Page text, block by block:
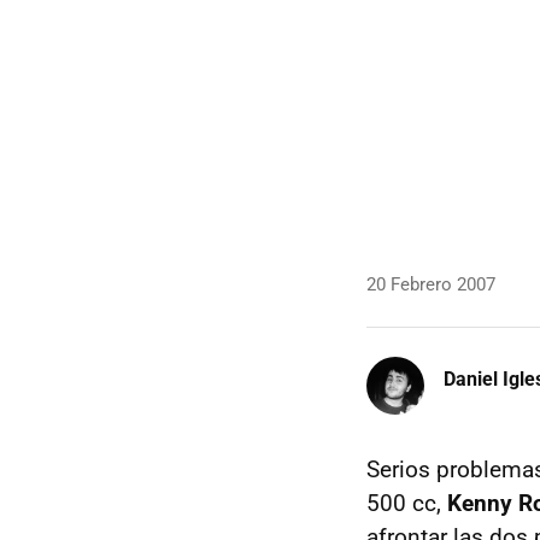
20 Febrero 2007
Daniel
Serios
500 cc, Kenny